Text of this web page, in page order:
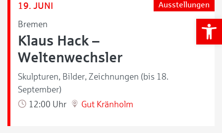
19. JUNI
Bremen
Ausstellungen
Klaus Hack –
Weltenwechsler
Skulpturen, Bilder, Zeichnungen (bis 18.
September)
12:00 Uhr
Gut Kränholm